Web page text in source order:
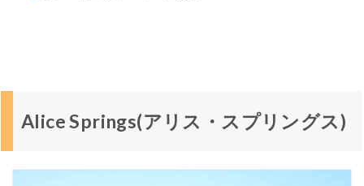
Alice Springs(アリス・スプリングス)